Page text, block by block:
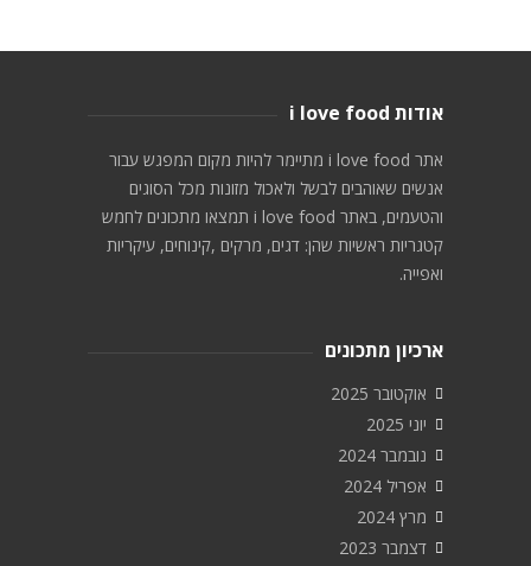
אודות i love food
אתר i love food מתיימר להיות מקום המפגש עבור
אנשים שאוהבים לבשל ולאכול מזונות מכל הסוגים
והטעמים, באתר i love food תמצאו מתכונים לחמש
קטגריות ראשיות שהן: דגים, מרקים ,קינוחים, עיקריות
ואפייה.
ארכיון מתכונים
אוקטובר 2025
יוני 2025
נובמבר 2024
אפריל 2024
מרץ 2024
דצמבר 2023